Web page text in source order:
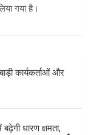
गया है।
कार्यकर्ताओं और
धारण क्षमता,